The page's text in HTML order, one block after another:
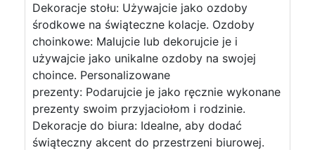
Dekoracje stołu: Używajcie jako ozdoby
środkowe na świąteczne kolacje. Ozdoby
choinkowe: Malujcie lub dekorujcie je i
używajcie jako unikalne ozdoby na swojej
choince. Personalizowane
prezenty: Podarujcie je jako ręcznie wykonane
prezenty swoim przyjaciołom i rodzinie.
Dekoracje do biura: Idealne, aby dodać
świąteczny akcent do przestrzeni biurowej.